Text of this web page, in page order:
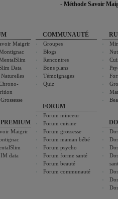
- Méthode Savoir
Maigrir
Data
Maigrir
data
COMMUNAUTÉ
Groupes
Blogs
Rencontres
Bons plans
Témoignages
Quiz
FORUM
Forum minceur
Forum cuisine
Forum grossesse
Forum maman bébé
Forum psycho
Forum forme santé
Forum beauté
Forum communauté